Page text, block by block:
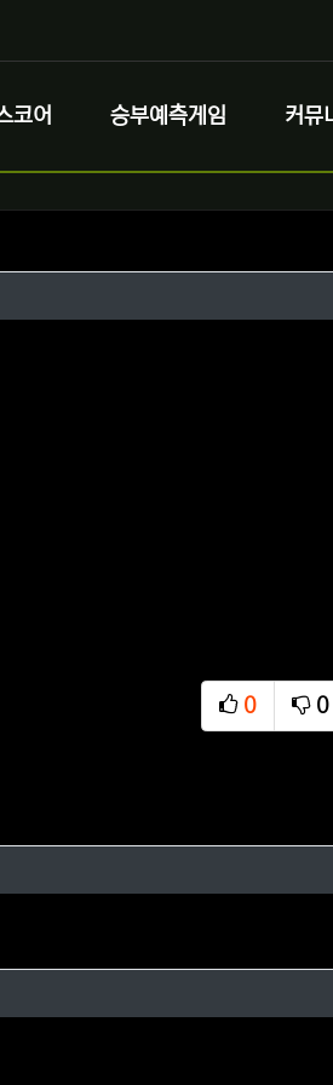
코어 승부예측게임 커뮤
0
추천
0
비